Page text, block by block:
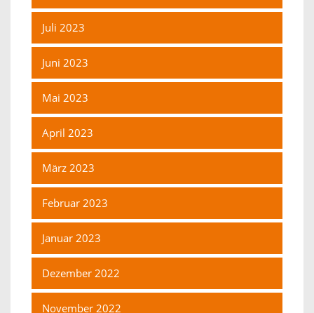
Juli 2023
Juni 2023
Mai 2023
April 2023
März 2023
Februar 2023
Januar 2023
Dezember 2022
November 2022